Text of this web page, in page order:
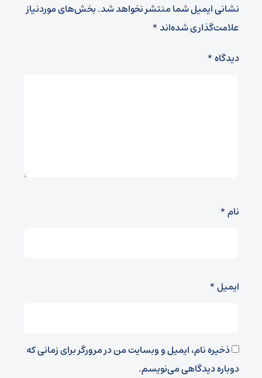
نشانی ایمیل شما منتشر نخواهد شد.بخش‌های موردنیاز
علامت‌گذاری شده‌اند*
دیدگاه*
نام*
ایمیل*
ذخیره نام، ایمیل و وبسایت من در مرورگر برای زمانی که
دوباره دیدگاهی می‌نویسم.